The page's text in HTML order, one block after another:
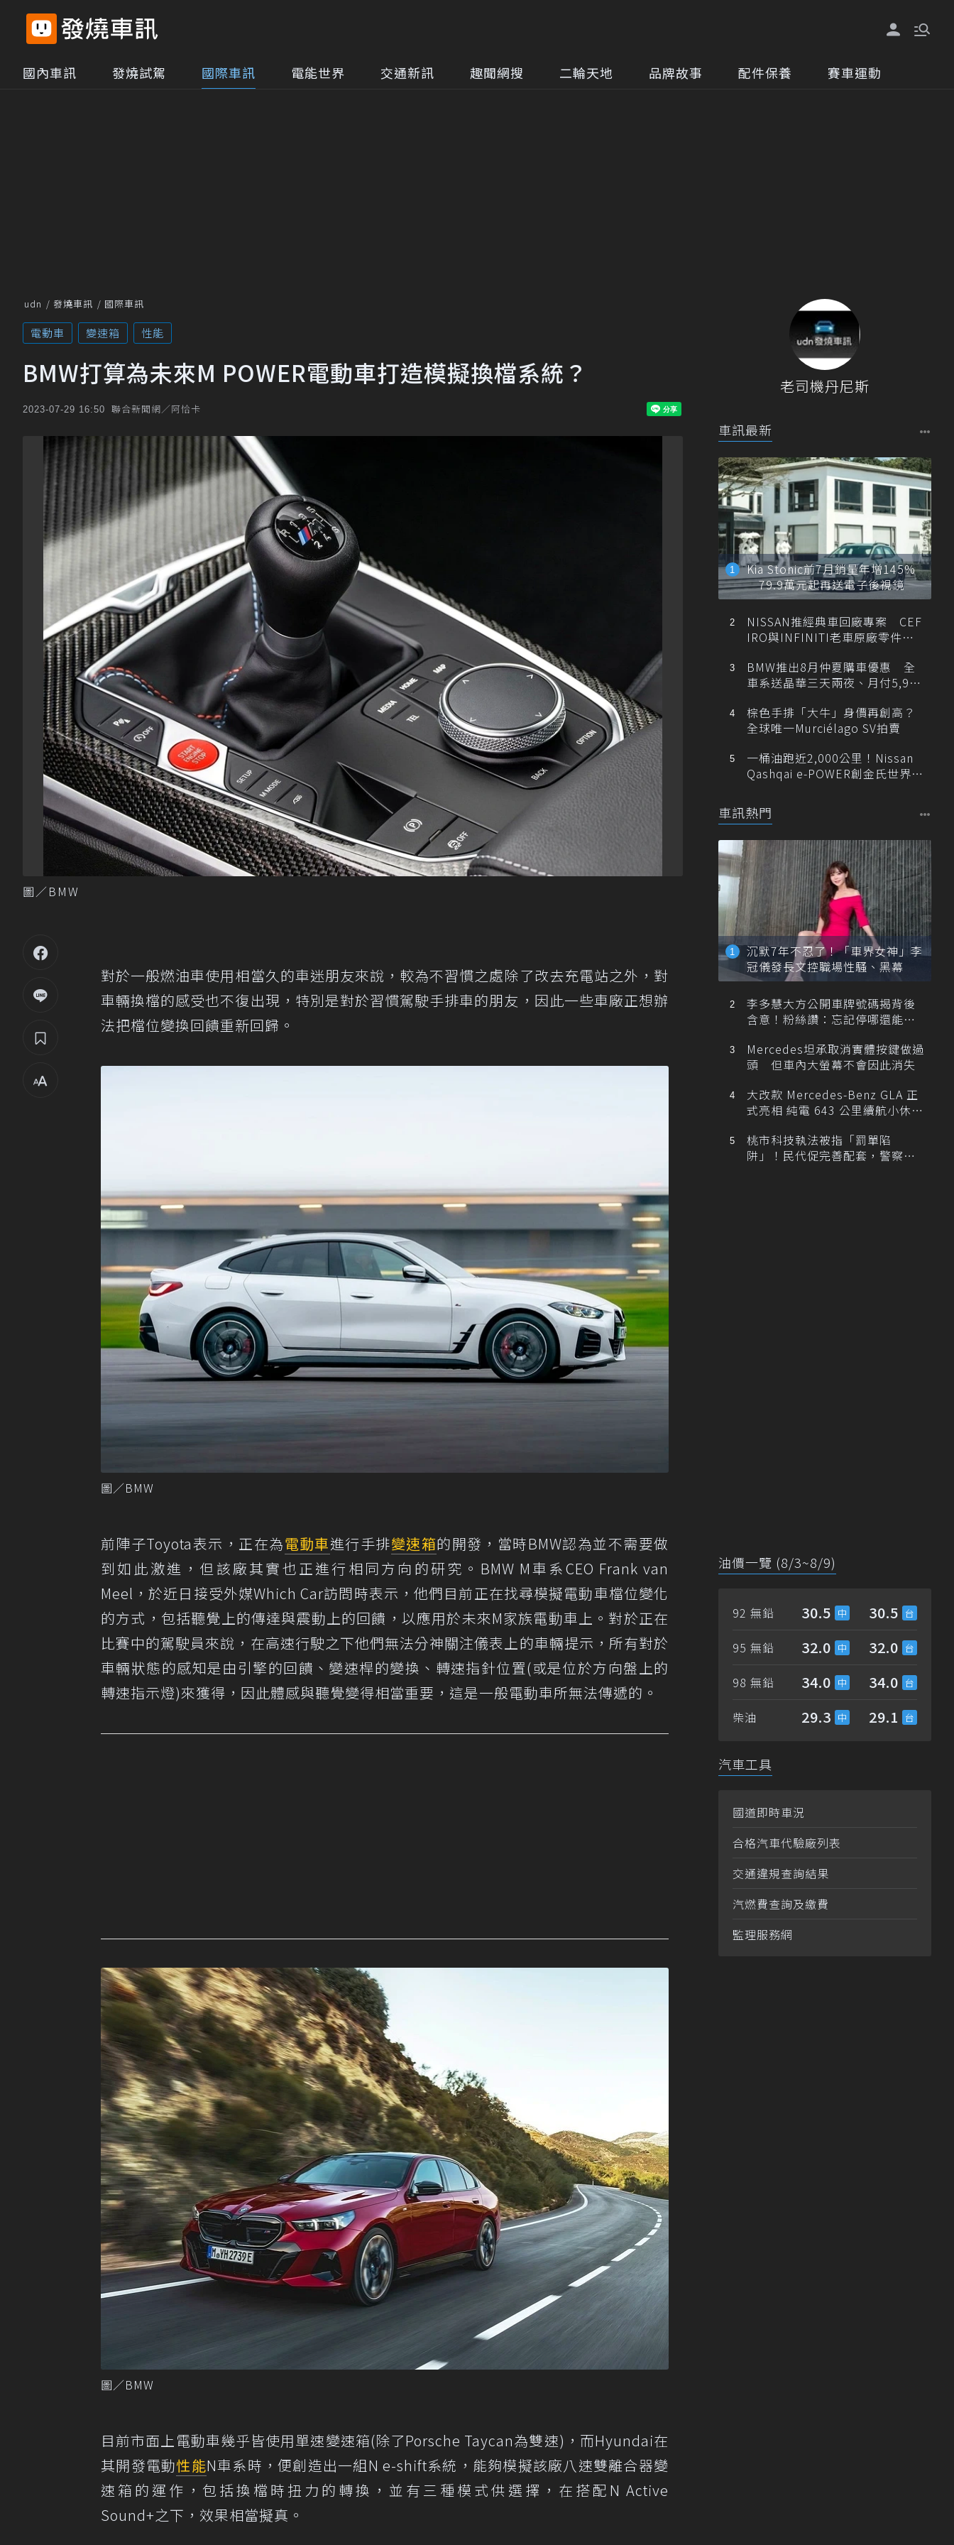
國內車訊 發燒試駕 國際車訊 電能世界 交通新訊 趣聞網搜 二輪天地 品牌故事 配件保養 賽車運動
udn 發燒車訊 國際車訊
電動車 變速箱 性能
BMW打算為未來M POWER電動車打造模擬換檔系統？
2023-07-29 16:50 聯合新聞網／阿恰卡
圖／BMW
對於一般燃油車使用相當久的車迷朋友來說，較為不習慣之處除了改去充電站之外，對
車輛換檔的感受也不復出現，特別是對於習慣駕駛手排車的朋友，因此一些車廠正想辦
法把檔位變換回饋重新回歸。
圖／BMW
前陣子Toyota表示，正在為電動車進行手排變速箱的開發，當時BMW認為並不需要做
到如此激進，但該廠其實也正進行相同方向的研究。BMW M車系CEO Frank van
Meel，於近日接受外媒Which Car訪問時表示，他們目前正在找尋模擬電動車檔位變化
的方式，包括聽覺上的傳達與震動上的回饋，以應用於未來M家族電動車上。對於正在
比賽中的駕駛員來說，在高速行駛之下他們無法分神關注儀表上的車輛提示，所有對於
車輛狀態的感知是由引擎的回饋、變速桿的變換、轉速指針位置(或是位於方向盤上的
轉速指示燈)來獲得，因此體感與聽覺變得相當重要，這是一般電動車所無法傳遞的。
圖／BMW
目前市面上電動車幾乎皆使用單速變速箱(除了Porsche Taycan為雙速)，而Hyundai在
其開發電動性能N車系時，便創造出一組N e-shift系統，能夠模擬該廠八速雙離合器變
速箱的運作，包括換檔時扭力的轉換，並有三種模式供選擇，在搭配N Active
Sound+之下，效果相當擬真。
老司機丹尼斯
車訊最新
Kia Stonic前7月銷量年增145%
79.9萬元起再送電子後視鏡
NISSAN推經典車回廠專案 CEF
IRO與INFINITI老車原廠零件最
BMW推出8月仲夏購車優惠 全
車系送晶華三天兩夜、月付5,900
棕色手排「大牛」身價再創高？
全球唯一Murciélago SV拍賣
一桶油跑近2,000公里！Nissan
Qashqai e-POWER創金氏世界紀
車訊熱門
沉默7年不忍了！「車界女神」李
冠儀發長文控職場性騷、黑幕
李多慧大方公開車牌號碼揭背後
含意！粉絲讚：忘記停哪還能幫
Mercedes坦承取消實體按鍵做過
頭 但車內大螢幕不會因此消失
大改款 Mercedes-Benz GLA 正
式亮相 純電 643 公里續航小休
桃市科技執法被指「罰單陷
阱」！民代促完善配套，警察局
油價一覽 (8/3~8/9)
92 無鉛 30.5 30.5
95 無鉛 32.0 32.0
98 無鉛 34.0 34.0
柴油 29.3 29.1
汽車工具
國道即時車況
合格汽車代驗廠列表
交通違規查詢結果
汽燃費查詢及繳費
監理服務網